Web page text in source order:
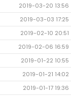
2019-03-20 13:56
2019-03-03 17:25
2019-02-10 20:51
2019-02-06 16:59
2019-01-22 10:55
2019-01-21 14:02
2019-01-17 19:36